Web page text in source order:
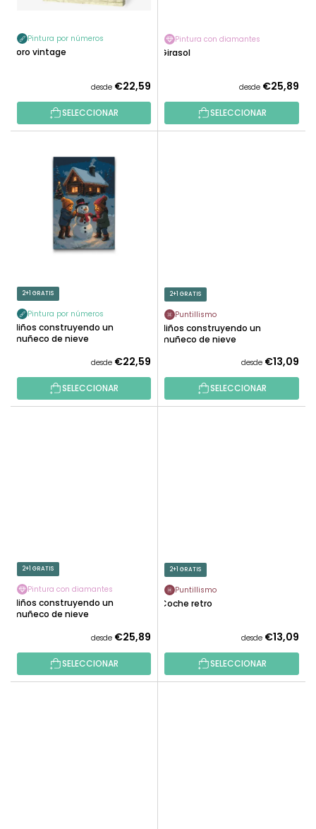
T
O
O
D
T
S
Pintura por números
Loro vintage
desde €22,59
SELECCIONAR
Pintura con diamantes
Girasol
desde €25,89
SELECCIONAR
2+1 GRATIS
Pintura por números
Niños construyendo un
muñeco de nieve
desde €22,59
SELECCIONAR
2+1 GRATIS
Puntillismo
Niños construyendo un
muñeco de nieve
desde €13,09
SELECCIONAR
2+1 GRATIS
Pintura con diamantes
Niños construyendo un
muñeco de nieve
desde €25,89
SELECCIONAR
2+1 GRATIS
Puntillismo
Coche retro
desde €13,09
SELECCIONAR